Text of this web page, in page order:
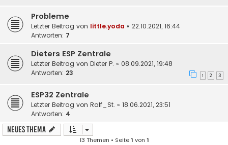
Probleme
Letzter Beitrag von little.yoda « 22.10.2021, 16:44
Antworten: 7
Dieters ESP Zentrale
Letzter Beitrag von Dieter P. « 08.09.2021, 19:48
Antworten: 23 1 2 3
ESP32 Zentrale
Letzter Beitrag von Ralf_St. « 18.06.2021, 23:51
Antworten: 4
Neues Thema
13 Themen • Seite1 von 1